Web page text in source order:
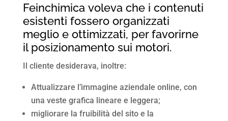
Feinchimica voleva che i contenuti
esistenti fossero organizzati
meglio e ottimizzati, per favorirne
il posizionamento sui motori.
Il cliente desiderava, inoltre:
Attualizzare l’immagine aziendale online, con
una veste grafica lineare e leggera;
migliorare la fruibilità del sito e la